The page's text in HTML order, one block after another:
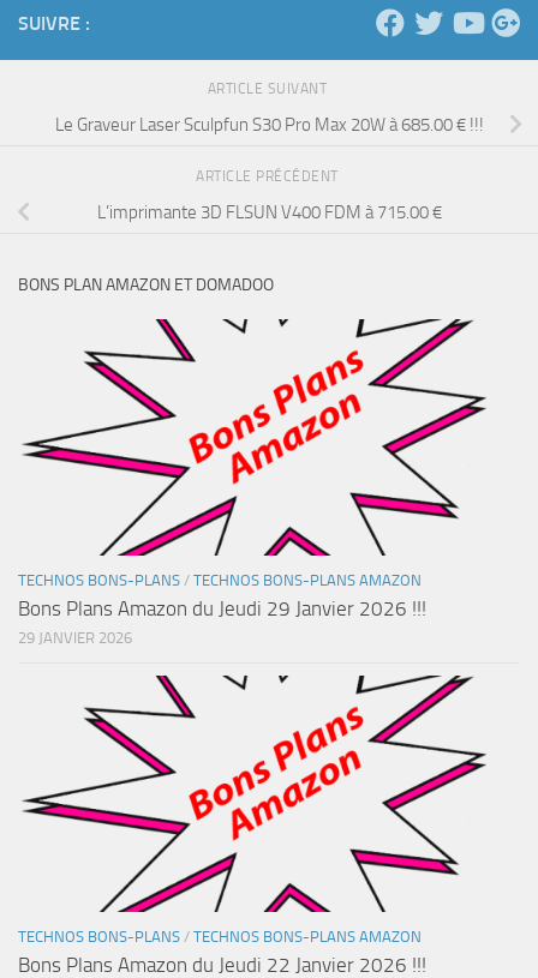
SUIVRE :
ARTICLE SUIVANT
Le Graveur Laser Sculpfun S30 Pro Max 20W à 685.00 € !!!
ARTICLE PRÉCÉDENT
L’imprimante 3D FLSUN V400 FDM à 715.00 €
BONS PLAN AMAZON ET DOMADOO
TECHNOS BONS-PLANS / TECHNOS BONS-PLANS AMAZON
Bons Plans Amazon du Jeudi 29 Janvier 2026 !!!
29 JANVIER 2026
TECHNOS BONS-PLANS / TECHNOS BONS-PLANS AMAZON
Bons Plans Amazon du Jeudi 22 Janvier 2026 !!!